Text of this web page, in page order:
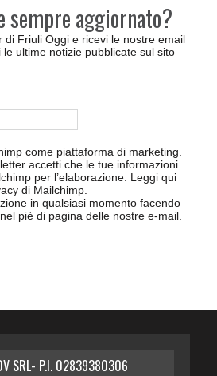
sempre aggiornato?
di Friuli Oggi e ricevi le nostre email
ultime notizie pubblicate sul sito
come piattaforma di marketing.
accetti che le tue informazioni
per l’elaborazione. Leggi qui
di Mailchimp
in qualsiasi momento facendo
piè di pagina delle nostre e-mail.
SRL- P.I. 02839380306